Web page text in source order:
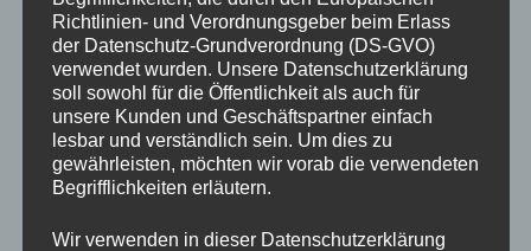
August 2024
Juli 2024
Mai 2023
März 2023
Oktober 2022
Richtlinien- und Verordnungsgeber beim Erlass
der Datenschutz-Grundverordnung (DS-GVO)
verwendet wurden. Unsere Datenschutzerklärung
soll sowohl für die Öffentlichkeit als auch für
unsere Kunden und Geschäftspartner einfach
lesbar und verständlich sein. Um dies zu
gewährleisten, möchten wir vorab die verwendeten
Begrifflichkeiten erläutern.
Wir verwenden in dieser Datenschutzerklärung